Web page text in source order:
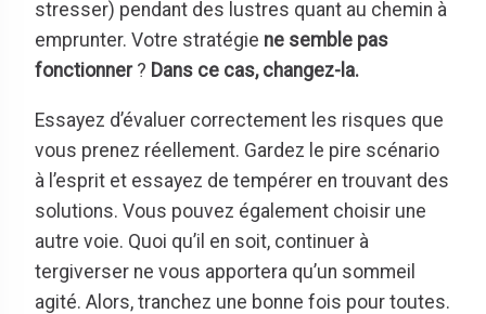
stresser) pendant des lustres quant au chemin à
emprunter. Votre stratégie ne semble pas
fonctionner? Dans ce cas, changez-la.
Essayez d’évaluer correctement les risques que
vous prenez réellement. Gardez le pire scénario
à l’esprit et essayez de tempérer en trouvant des
solutions. Vous pouvez également choisir une
autre voie. Quoi qu’il en soit, continuer à
tergiverser ne vous apportera qu’un sommeil
agité. Alors, tranchez une bonne fois pour toutes.